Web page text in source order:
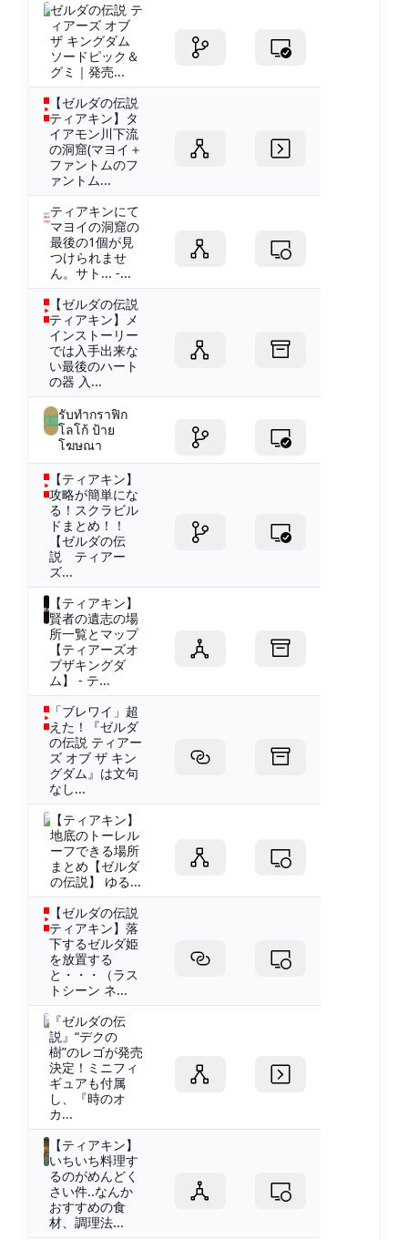
ゼルダの伝説 テ
ィアーズ オブ
ザ キングダム
ソードピック＆
グミ｜発売...
【ゼルダの伝説
ティアキン】タ
イアモン川下流
の洞窟(マヨイ＋
ファントムのフ
ァントム...
ティアキンにて
マヨイの洞窟の
最後の1個が見
つけられませ
ん。サト... -...
【ゼルダの伝説
ティアキン】メ
インストーリー
では入手出来な
い最後のハート
の器 入...
รับทำกราฟิก
โลโก้ ป้าย
โฆษณา
【ティアキン】
攻略が簡単にな
る！スクラビル
ドまとめ！！
【ゼルダの伝
説 ティアー
ズ...
【ティアキン】
賢者の遺志の場
所一覧とマップ
【ティアーズオ
ブザキングダ
ム】 - テ...
「ブレワイ」超
えた！『ゼルダ
の伝説 ティアー
ズ オブ ザ キン
グダム』は文句
なし...
【ティアキン】
地底のトーレル
ーフできる場所
まとめ【ゼルダ
の伝説】 ゆる...
【ゼルダの伝説
ティアキン】落
下するゼルダ姫
を放置する
と・・・（ラス
トシーン ネ...
『ゼルダの伝
説』“デクの
樹”のレゴが発売
決定！ミニフィ
ギュアも付属
し、『時のオ
カ...
【ティアキン】
いちいち料理す
るのがめんどく
さい件..なんか
おすすめの食
材、調理法...